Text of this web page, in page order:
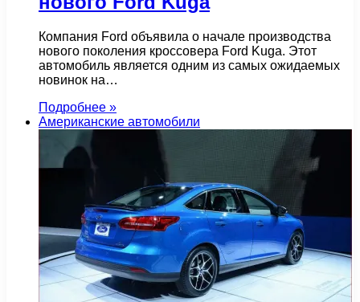
Компания Ford объявила о начале производства
нового поколения кроссовера Ford Kuga. Этот
автомобиль является одним из самых ожидаемых
новинок на…
Подробнее »
Американские автомобили